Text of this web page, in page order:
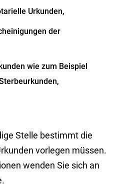
Urkunden,
der
wie zum Beispiel
Stelle bestimmt die
vorlegen müssen.
wenden Sie sich an